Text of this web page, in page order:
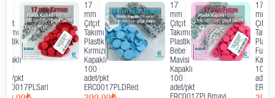
pkt
17
mm
Çıtçıt
Takımı
Plastik
Kırmızı
Kapaklı
100
adet/pkt
ERC0017PLDRed
17
mm
Çıtçıt
Takımı
Plastik
Bebe
Mavisi
Kapaklı
100
adet/pkt
17
mm
Çıtçıt
Takımı
Plastik
Fuşya
100
adet/